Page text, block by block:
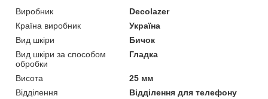
Виробник
Decolazer
Країна виробник
Україна
Вид шкіри
Бичок
Вид шкіри за способом
обробки
Гладка
Висота
25 мм
Відділення
Відділення для телефону